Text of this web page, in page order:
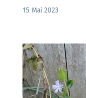
15 Mai 2023